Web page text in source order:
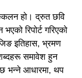
हो। द्रुत छवि
रिपोर्ट गरिएको
इतिहास, भ्रमण
समावेश हुन
भन्ने आधारमा, थप